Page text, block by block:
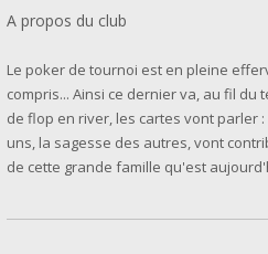
A propos du club
Le poker de tournoi est en pleine
compris... Ainsi ce dernier va, au fil
de flop en river, les cartes vont parler
uns, la sagesse des autres, vont
de cette grande famille qu'est